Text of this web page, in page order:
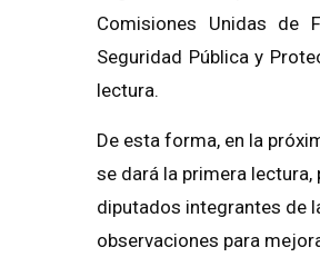
Comisiones Unidas de
Seguridad Pública y
lectura.
De esta forma, en la
se dará la primera
diputados integrantes de
observaciones para